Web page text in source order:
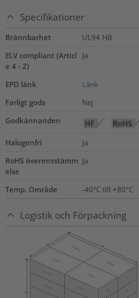
Specifikationer
Brännbarhet
UL94 HB
ELV compliant (Articl
e 4 - 2)
Ja
EPD länk
Länk
Farligt gods
Nej
Godkännanden
Halogenfri
Ja
RoHS överensstämm
else
Ja
Temp. Område -40°C till +80°C
Logistik och Förpackning